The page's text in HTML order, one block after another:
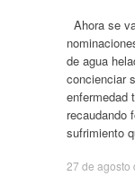
Ahora se
de agua
concienciar
enfermedad
recaudando
sufrimiento
27 de agosto